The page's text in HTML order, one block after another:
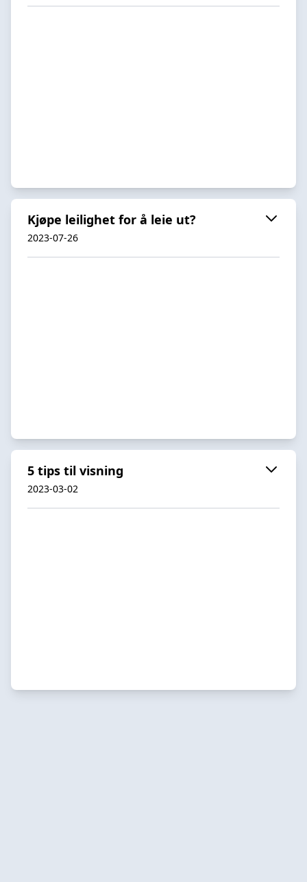
Kjøpe leilighet for å leie ut?
2023-07-26
5 tips til visning
2023-03-02